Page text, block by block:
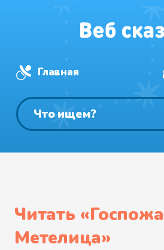
Главная
Читать «Госпожа
Метелица»